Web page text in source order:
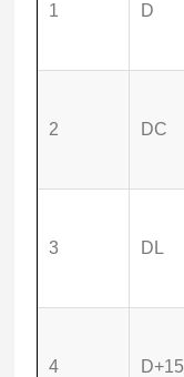
1 D
2 DC
3 DL
4 D+15